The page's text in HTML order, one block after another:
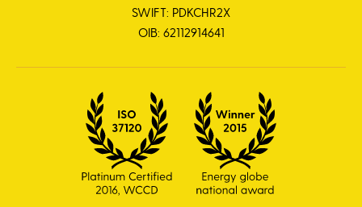
SWIFT: PDKCHR2X
OIB: 62112914641